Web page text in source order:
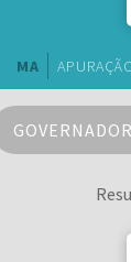
MA
GOVERNADOR